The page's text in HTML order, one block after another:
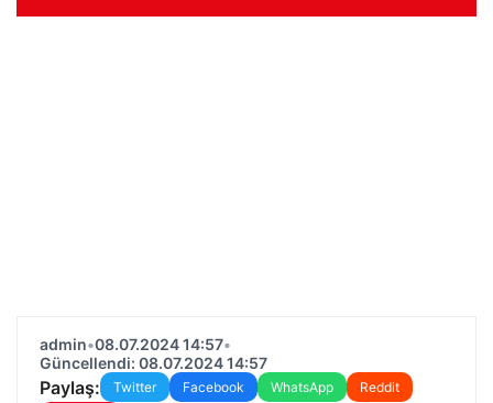
admin•08.07.2024 14:57•
Güncellendi: 08.07.2024 14:57
Paylaş: Twitter Facebook WhatsApp
Reddit